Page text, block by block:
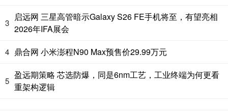
3
启远网 三星高管暗示Galaxy S26 FE手机将至，有望亮相
2026年IFA展会
4 鼎合网 小米澎程N90 Max预售价29.99万元
5
盈远期策略 芯选防爆，同是6nm工艺，工业终端为何更看
重架构逻辑